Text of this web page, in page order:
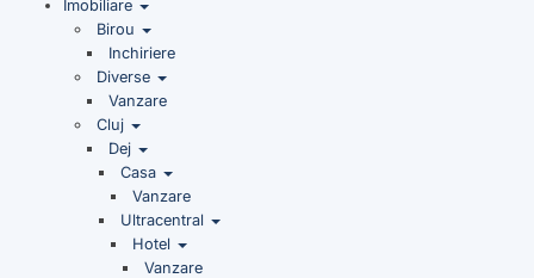
Imobiliare
Birou
Inchiriere
Diverse
Vanzare
Cluj
Dej
Casa
Vanzare
Ultracentral
Hotel
Vanzare